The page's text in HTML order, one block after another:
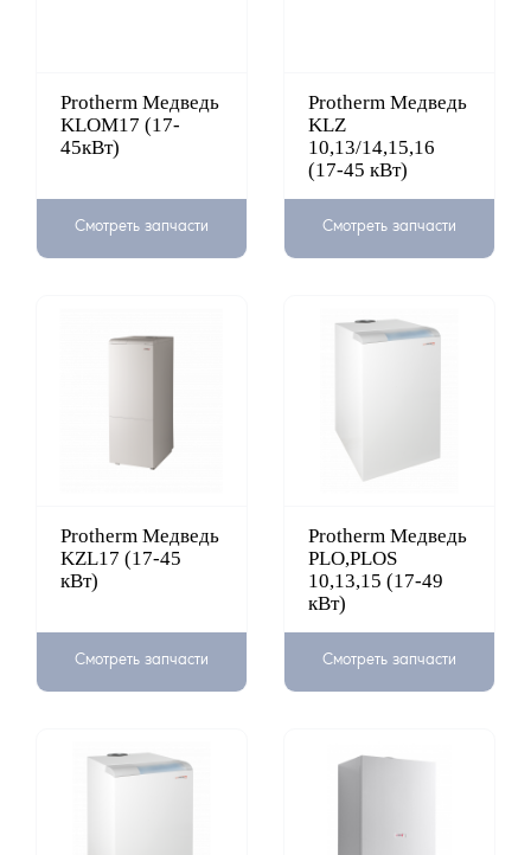
Protherm Медведь
KLOM17 (17-
45кВт)
Смотреть запчасти
Protherm Медведь
KLZ
10,13/14,15,16
(17-45 кВт)
Смотреть запчасти
Protherm Медведь
KZL17 (17-45
кВт)
Смотреть запчасти
Protherm Медведь
PLO,PLOS
10,13,15 (17-49
кВт)
Смотреть запчасти